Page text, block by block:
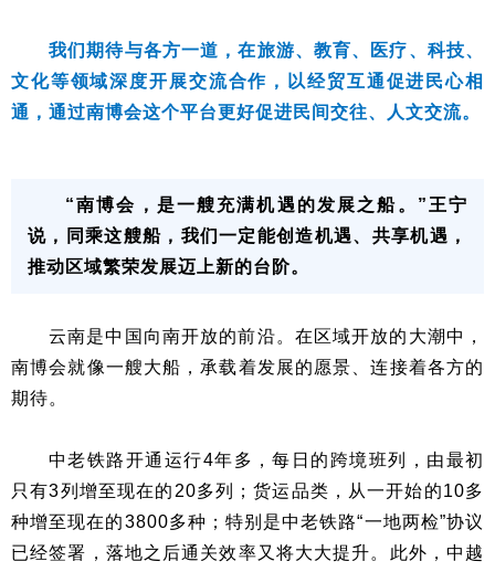
我们期待与各方一道，在旅游、教育、医疗、科技、
文化等领域深度开展交流合作，以经贸互通促进民心相
通，通过南博会这个平台更好促进民间交往、人文交流。
“南博会，是一艘充满机遇的发展之船。”王宁
说，同乘这艘船，我们一定能创造机遇、共享机遇，
推动区域繁荣发展迈上新的台阶。
云南是中国向南开放的前沿。在区域开放的大潮中，
南博会就像一艘大船，承载着发展的愿景、连接着各方的
期待。
中老铁路开通运行4年多，每日的跨境班列，由最初
只有3列增至现在的20多列；货运品类，从一开始的10多
种增至现在的3800多种；特别是中老铁路“一地两检”协议
已经签署，落地之后通关效率又将大大提升。此外，中越